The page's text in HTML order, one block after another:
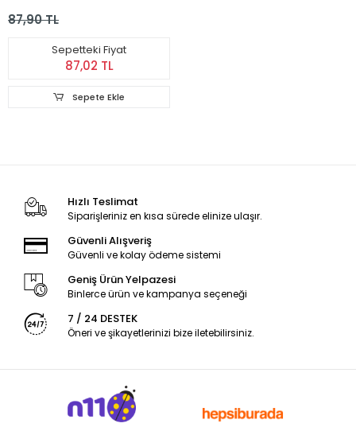
İshale Karşı Sıvı
87,90 TL
Sepetteki Fiyat
87,02 TL
Sepete Ekle
Hızlı Teslimat
Siparişleriniz en kısa sürede elinize ulaşır.
Güvenli Alışveriş
Güvenli ve kolay ödeme sistemi
Geniş Ürün Yelpazesi
Binlerce ürün ve kampanya seçeneği
7 / 24 DESTEK
Öneri ve şikayetlerinizi bize iletebilirsiniz.